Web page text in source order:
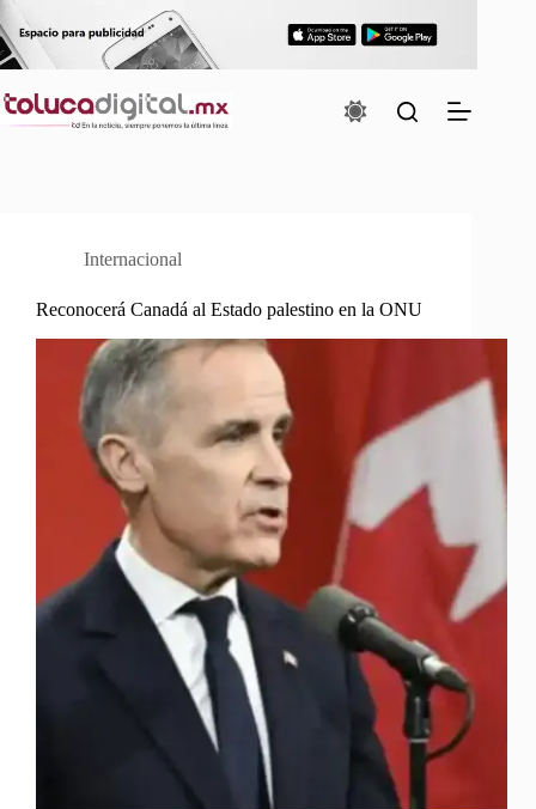
Saltar
al
contenido
Internacional
Reconocerá Canadá al Estado palestino en la ONU